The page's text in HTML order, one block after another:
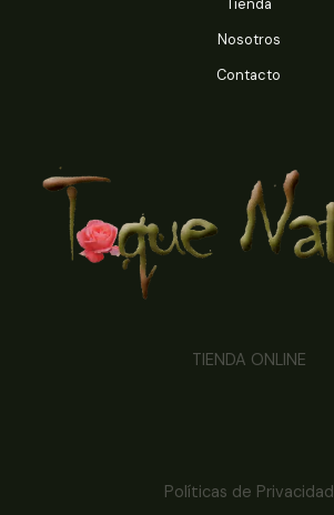
Nosotros
Contacto
TIENDA ONLINE
Políticas de Privacidad